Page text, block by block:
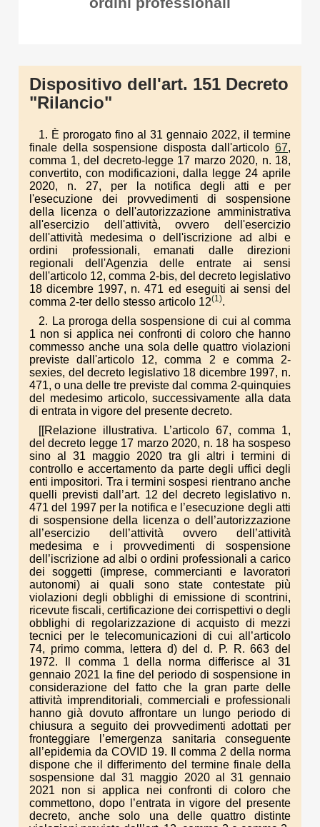
Dispositivo dell'art. 151 Decreto
"Rilancio"
1. È prorogato fino al 31 gennaio 2022, il termine
finale della sospensione disposta dall'articolo 67,
comma 1, del decreto-legge 17 marzo 2020, n. 18,
convertito, con modificazioni, dalla legge 24 aprile
2020, n. 27, per la notifica degli atti e per
l'esecuzione dei provvedimenti di sospensione
della licenza o dell'autorizzazione amministrativa
all'esercizio dell'attività, ovvero dell'esercizio
dell'attività medesima o dell'iscrizione ad albi e
ordini professionali, emanati dalle direzioni
regionali dell'Agenzia delle entrate ai sensi
dell'articolo 12, comma 2-bis, del decreto legislativo
18 dicembre 1997, n. 471 ed eseguiti ai sensi del
comma 2-ter dello stesso articolo 12(1).
2. La proroga della sospensione di cui al comma
1 non si applica nei confronti di coloro che hanno
commesso anche una sola delle quattro violazioni
previste dall'articolo 12, comma 2 e comma 2-
sexies, del decreto legislativo 18 dicembre 1997, n.
471, o una delle tre previste dal comma 2-quinquies
del medesimo articolo, successivamente alla data
di entrata in vigore del presente decreto.
[[Relazione illustrativa. L’articolo 67, comma 1,
del decreto legge 17 marzo 2020, n. 18 ha sospeso
sino al 31 maggio 2020 tra gli altri i termini di
controllo e accertamento da parte degli uffici degli
enti impositori. Tra i termini sospesi rientrano anche
quelli previsti dall’art. 12 del decreto legislativo n.
471 del 1997 per la notifica e l’esecuzione degli atti
di sospensione della licenza o dell’autorizzazione
all’esercizio dell’attività ovvero dell’attività
medesima e i provvedimenti di sospensione
dell’iscrizione ad albi o ordini professionali a carico
dei soggetti (imprese, commercianti e lavoratori
autonomi) ai quali sono state contestate più
violazioni degli obblighi di emissione di scontrini,
ricevute fiscali, certificazione dei corrispettivi o degli
obblighi di regolarizzazione di acquisto di mezzi
tecnici per le telecomunicazioni di cui all’articolo
74, primo comma, lettera d) del d. P. R. 663 del
1972. Il comma 1 della norma differisce al 31
gennaio 2021 la fine del periodo di sospensione in
considerazione del fatto che la gran parte delle
attività imprenditoriali, commerciali e professionali
hanno già dovuto affrontare un lungo periodo di
chiusura a seguito dei provvedimenti adottati per
fronteggiare l’emergenza sanitaria conseguente
all’epidemia da COVID 19. Il comma 2 della norma
dispone che il differimento del termine finale della
sospensione dal 31 maggio 2020 al 31 gennaio
2021 non si applica nei confronti di coloro che
commettono, dopo l’entrata in vigore del presente
decreto, anche solo una delle quattro distinte